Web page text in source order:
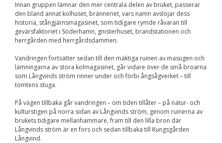
Innan gruppen lämnar den mer centrala delen av bruket, passerar
den bland annat kolhuset, bränneriet, vars namn avslöjar dess
historia, stångjärnsmagasinet, som tidigare rymde råvaran till
gevärsfaktoriet i Söderhamn, gnisterhuset, brandstationen och
herrgården med herrgårdsdammen.
Vandringen fortsätter sedan till den mäktiga ruinen av masugen och
lämningarna av stora kolmagasinet, går vidare över de små broarna
som Långvinds ström rinner under och förbi ångsågverket – till
tomtens stuga.
På vägen tillbaka går vandringen – om tiden tillåter – på natur- och
kulturstigen på norra sidan av Långvinds ström, genom ruinerna av
brukets tidigare mellanhammare, fram till den lilla bron där
Långvinds ström är en fors och sedan tillbaka till Kungsgården
Långvind.